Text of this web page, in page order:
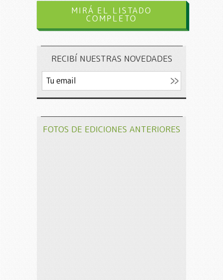
MIRÁ EL LISTADO
COMPLETO
RECIBÍ NUESTRAS NOVEDADES
FOTOS DE EDICIONES ANTERIORES